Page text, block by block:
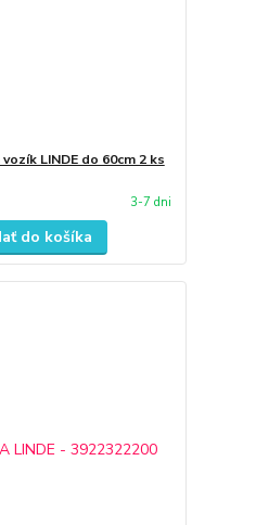
LINDE do 60cm 2 ks
3-7 dni
do košíka